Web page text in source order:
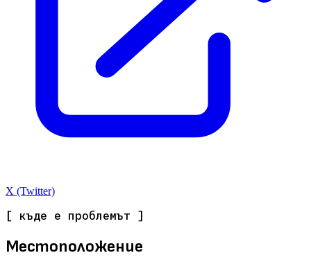
X (Twitter)
[ къде е проблемът ]
Местоположение